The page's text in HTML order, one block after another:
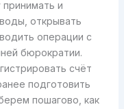
принимать и
открывать
операции с
бюрократии.
счёт
подготовить
пошагово, как